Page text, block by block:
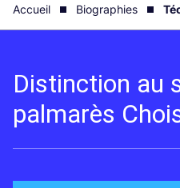
Accueil Biographies
Distinction au
palmarès